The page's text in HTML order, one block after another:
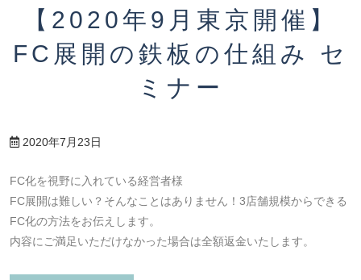
【2020年9月東京開催】
FC展開の鉄板の仕組み セ
ミナー
2020年7月23日
FC化を視野に入れている経営者様
FC展開は難しい？そんなことはありません！3店舗規模からできる
FC化の方法をお伝えします。
内容にご満足いただけなかった場合は全額返金いたします。